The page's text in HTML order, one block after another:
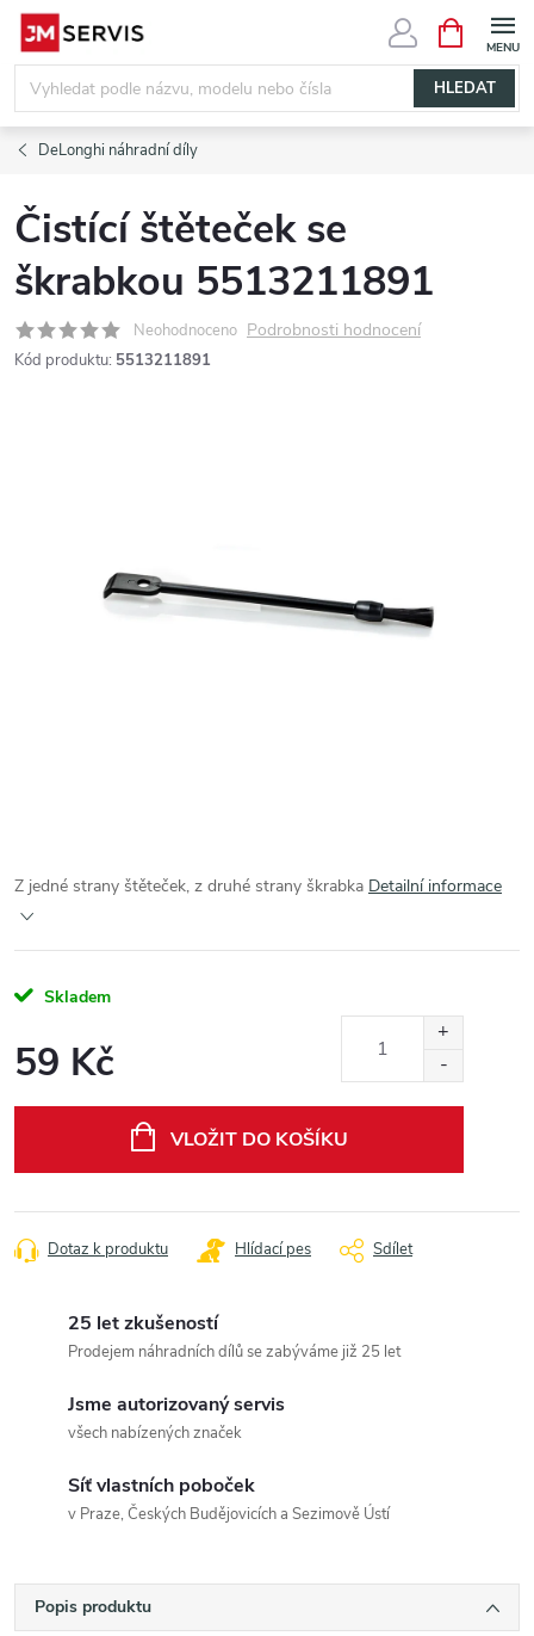
Přejít
obsah
HLEDAT
NÁKUPNÍ
KOŠÍK
DeLonghi náhradní díly
Čistící štěteček se
škrabkou 5513211891
Neohodnoceno Podrobnosti hodnocení
Kód produktu: 5513211891
Z jedné strany štěteček, z druhé strany škrabka Detailní informace
Skladem
59 Kč
VLOŽIT DO KOŠÍKU
Dotaz k produktu Hlídací pes Sdílet
25 let zkušeností
Prodejem náhradních dílů se zabýváme již 25 let
Jsme autorizovaný servis
všech nabízených značek
Síť vlastních poboček
v Praze, Českých Budějovicích a Sezimově Ústí
Popis produktu